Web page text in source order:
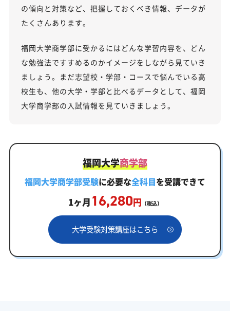
の傾向と対策など、把握しておくべき情報、データが
たくさんあります。
福岡大学商学部に受かるにはどんな学習内容を、どん
な勉強法ですすめるのかイメージをしながら見ていき
ましょう。まだ志望校・学部・コースで悩んでいる高
校生も、他の大学・学部と比べるデータとして、福岡
大学商学部の入試情報を見ていきましょう。
福岡大学商学部
福岡大学商学部受験に必要な全科目を受講できて
1ヶ月 16,280円 （税込）
大学受験対策講座はこちら